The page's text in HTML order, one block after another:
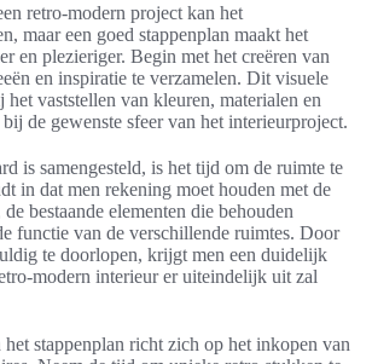
retro-modern project kan het
maar een goed stappenplan maakt het
en plezieriger. Begin met het creëren van
en inspiratie te verzamelen. Dit visuele
vaststellen van kleuren, materialen en
bij de gewenste sfeer van het interieurproject.
is samengesteld, is het tijd om de ruimte te
in dat men rekening moet houden met de
bestaande elementen die behouden
functie van de verschillende ruimtes. Door
te doorlopen, krijgt men een duidelijk
modern interieur er uiteindelijk uit zal
het stappenplan richt zich op het inkopen van